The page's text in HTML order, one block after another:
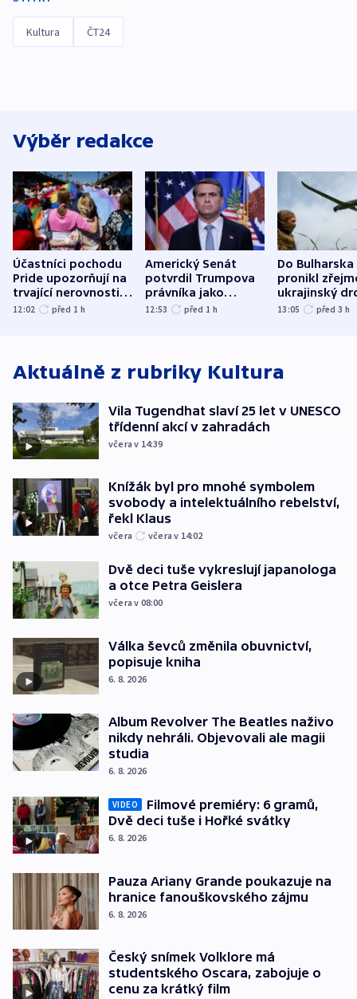
Kultura ČT24
Výběr redakce
Účastníci pochodu
Pride upozorňují na
trvající nerovnosti i
společenskou
12:02 před 1 h
Americký Senát
potvrdil Trumpova
právníka jako
ministra
12:53 před 1 h
Do Bulharska
pronikl
ukrajinský
explodoval
13:05 před 3 h
Aktuálně z rubriky Kultura
Vila Tugendhat slaví 25 let v UNESCO
třídenní akcí v zahradách
včera v 14:39
Knížák byl pro mnohé symbolem
svobody a intelektuálního rebelství,
řekl Klaus
včera včera v 14:02
Dvě deci tuše vykreslují japanologa
a otce Petra Geislera
včera v 08:00
Válka ševců změnila obuvnictví,
popisuje kniha
6. 8. 2026
Album Revolver The Beatles naživo
nikdy nehráli. Objevovali ale magii
studia
6. 8. 2026
VIDEO
Filmové premiéry: 6 gramů,
Dvě deci tuše i Hořké svátky
6. 8. 2026
Pauza Ariany Grande poukazuje na
hranice fanouškovského zájmu
6. 8. 2026
Český snímek Volklore má
studentského Oscara, zabojuje o
cenu za krátký film